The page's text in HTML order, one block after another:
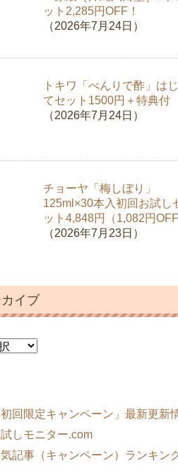
ット2,285円OFF！
（2026年7月24日）
トキワ「べんりで酢」は
てセット1500円＋特典付
（2026年7月24日）
チョーヤ「梅しぼり」
125ml×30本入初回お試し
ット4,848円（1,082円OFF
（2026年7月23日）
イブ
初回限定キャンペーン」最新更新
しモニター.com
気記事（キャンペーン）ランキン